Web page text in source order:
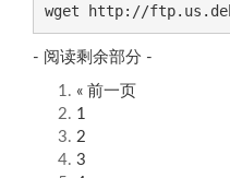
wget http://
- 阅读剩余部分 -
« 前一页
1
2
3